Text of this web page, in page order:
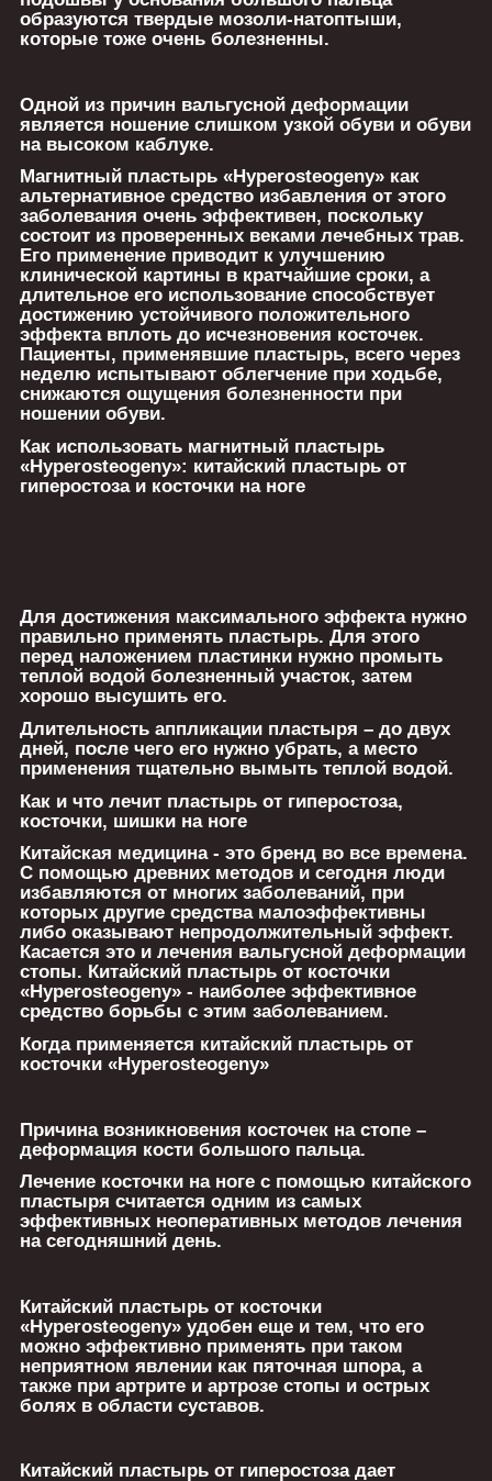
образуются твердые мозоли-натоптыши,
которые тоже очень болезненны.
Одной из причин вальгусной деформации
является ношение слишком узкой обуви и обуви
на высоком каблуке.
Магнитный пластырь «Hyperosteogeny» как
альтернативное средство избавления от этого
заболевания очень эффективен, поскольку
состоит из проверенных веками лечебных трав.
Его применение приводит к улучшению
клинической картины в кратчайшие сроки, а
длительное его использование способствует
достижению устойчивого положительного
эффекта вплоть до исчезновения косточек.
Пациенты, применявшие пластырь, всего через
неделю испытывают облегчение при ходьбе,
снижаются ощущения болезненности при
ношении обуви.
Как использовать магнитный пластырь
«Hyperosteogeny»: китайский пластырь от
гиперостоза и косточки на ноге
Для достижения максимального эффекта нужно
правильно применять пластырь. Для этого
перед наложением пластинки нужно промыть
теплой водой болезненный участок, затем
хорошо высушить его.
Длительность аппликации пластыря – до двух
дней, после чего его нужно убрать, а место
применения тщательно вымыть теплой водой.
Как и что лечит пластырь от гиперостоза,
косточки, шишки на ноге
Китайская медицина - это бренд во все времена.
С помощью древних методов и сегодня люди
избавляются от многих заболеваний, при
которых другие средства малоэффективны
либо оказывают непродолжительный эффект.
Касается это и лечения вальгусной деформации
стопы. Китайский пластырь от косточки
«Hyperosteogeny» - наиболее эффективное
средство борьбы с этим заболеванием.
Когда применяется китайский пластырь от
косточки «Hyperosteogeny»
Причина возникновения косточек на стопе –
деформация кости большого пальца.
Лечение косточки на ноге с помощью китайского
пластыря считается одним из самых
эффективных неоперативных методов лечения
на сегодняшний день.
Китайский пластырь от косточки
«Hyperosteogeny» удобен еще и тем, что его
можно эффективно применять при таком
неприятном явлении как пяточная шпора, а
также при артрите и артрозе стопы и острых
болях в области суставов.
Китайский пластырь от гиперостоза дает